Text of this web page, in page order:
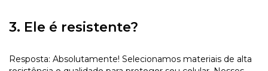
3. Ele é resistente?
Resposta: Absolutamente! Selecionamos materiais de alta